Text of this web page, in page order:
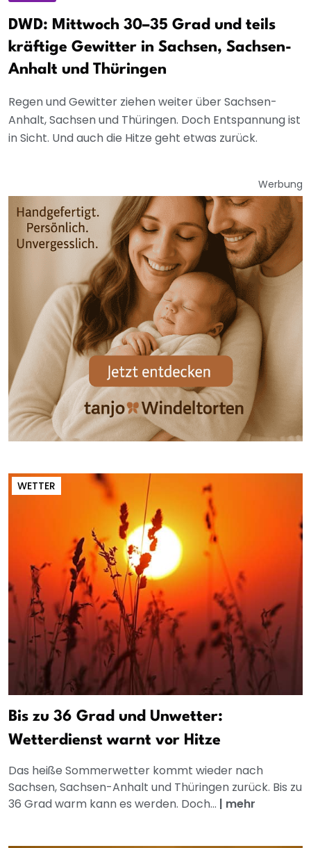
DWD: Mittwoch 30–35 Grad und teils
kräftige Gewitter in Sachsen, Sachsen-
Anhalt und Thüringen
Regen und Gewitter ziehen weiter über Sachsen-
Anhalt, Sachsen und Thüringen. Doch Entspannung ist
in Sicht. Und auch die Hitze geht etwas zurück.
Werbung
WETTER
Bis zu 36 Grad und Unwetter:
Wetterdienst warnt vor Hitze
Das heiße Sommerwetter kommt wieder nach
Sachsen, Sachsen-Anhalt und Thüringen zurück. Bis zu
36 Grad warm kann es werden. Doch... | mehr